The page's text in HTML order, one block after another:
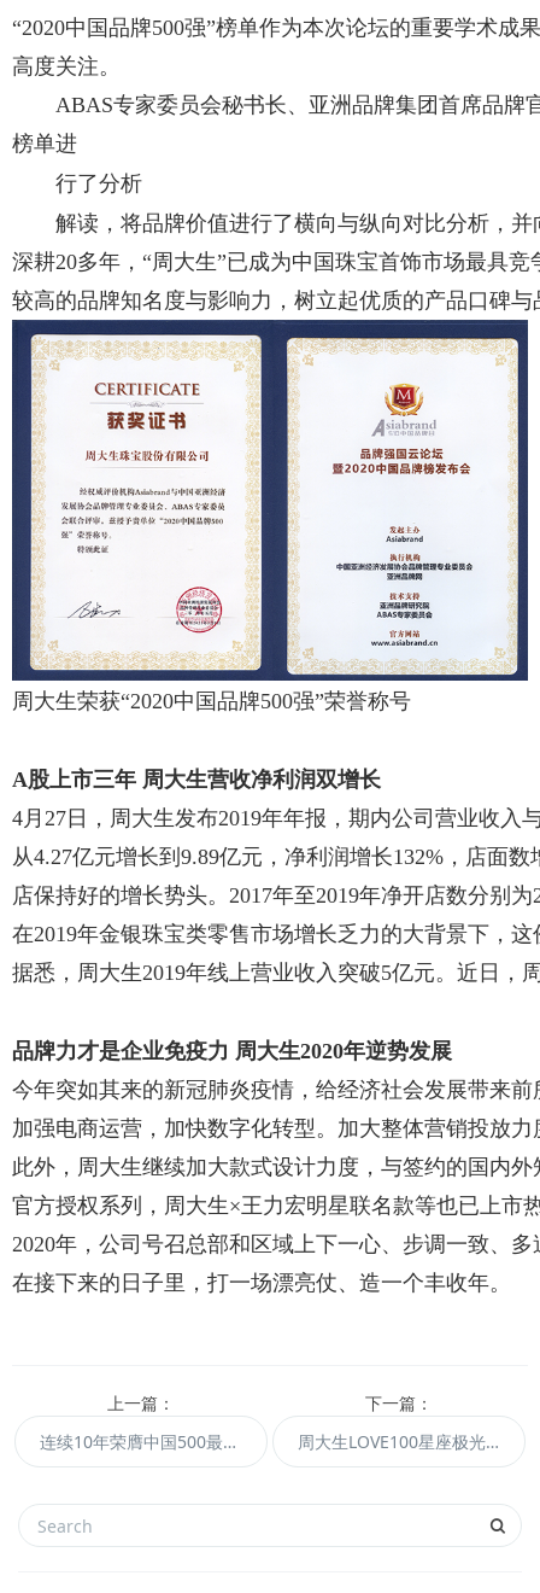
“2020中国品牌500强”榜单作为本次论坛的重要学术
高度关注。
ABAS专家委员会秘书长、亚洲品牌集团首席品
榜单进
行了分析
解读，将品牌价值进行了横向与纵向对比分析，
深耕20多年，“周大生”已成为中国珠宝首饰市场最具
较高的品牌知名度与影响力，树立起优质的产品口碑与
周大生荣获“2020中国品牌500强”荣誉称号
A股上市三年 周大生营收净利润双增长
4月27日，周大生发布2019年年报，期内公司营业收入
从4.27亿元增长到9.89亿元，净利润增长132%，店面
店保持好的增长势头。2017年至2019年净开店数分别为
在2019年金银珠宝类零售市场增长乏力的大背景下，
据悉，周大生2019年线上营业收入突破5亿元。近日，
品牌力才是企业免疫力 周大生2020年逆势发展
今年突如其来的新冠肺炎疫情，给经济社会发展带来
加强电商运营，加快数字化转型。加大整体营销投放
此外，周大生继续加大款式设计力度，与签约的国内
官方授权系列，周大生×王力宏明星联名款等也已上市
2020年，公司号召总部和区域上下一心、步调一致、
在接下来的日子里，打一场漂亮仗、造一个丰收年。
上一篇：
连续10年荣膺中国500最具价值品牌，周大生品牌价值达572.26亿元
下一篇：
周大生LOVE100星座极光——百年沿革 璀璨奇迹